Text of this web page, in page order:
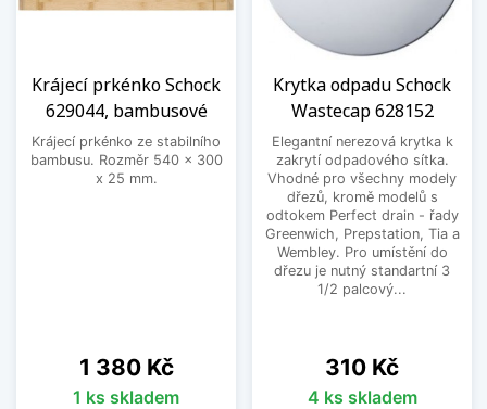
Krájecí prkénko Schock
629044, bambusové
Krájecí prkénko ze stabilního
bambusu. Rozměr 540 x 300
x 25 mm.
Cena
1 380 Kč
1 ks skladem
Krytka odpadu Schock
Wastecap 628152
Elegantní nerezová krytka k
zakrytí odpadového sítka.
Vhodné pro všechny modely
dřezů, kromě modelů s
odtokem Perfect drain - řady
Greenwich, Prepstation, Tia a
Wembley. Pro umístění do
dřezu je nutný standartní 3
1/2 palcový...
Cena
310 Kč
4 ks skladem